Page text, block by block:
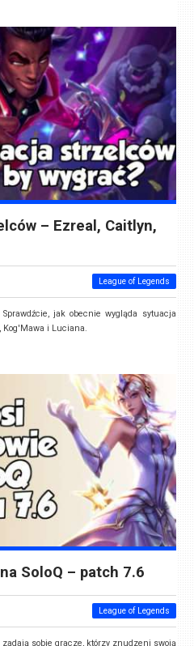
– Ezreal, Caitlyn,
League of Legends
jak obecnie wygląda sytuacja
Kog'Mawa i Luciana.
SoloQ – patch 7.6
League of Legends
sobie gracze, którzy znudzeni swoją